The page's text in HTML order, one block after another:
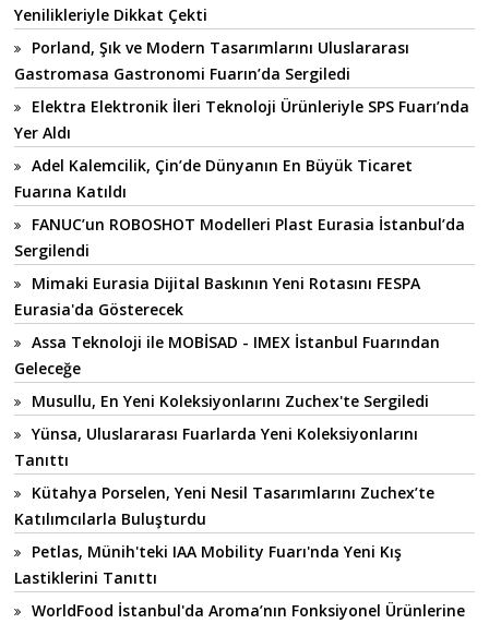
Yenilikleriyle Dikkat Çekti
Porland, Şık ve Modern Tasarımlarını Uluslararası
Gastromasa Gastronomi Fuarın’da Sergiledi
Elektra Elektronik İleri Teknoloji Ürünleriyle SPS Fuarı’nda
Yer Aldı
Adel Kalemcilik, Çin’de Dünyanın En Büyük Ticaret
Fuarına Katıldı
FANUC’un ROBOSHOT Modelleri Plast Eurasia İstanbul’da
Sergilendi
Mimaki Eurasia Dijital Baskının Yeni Rotasını FESPA
Eurasia'da Gösterecek
Assa Teknoloji ile MOBİSAD - IMEX İstanbul Fuarından
Geleceğe
Musullu, En Yeni Koleksiyonlarını Zuchex'te Sergiledi
Yünsa, Uluslararası Fuarlarda Yeni Koleksiyonlarını
Tanıttı
Kütahya Porselen, Yeni Nesil Tasarımlarını Zuchex’te
Katılımcılarla Buluşturdu
Petlas, Münih'teki IAA Mobility Fuarı'nda Yeni Kış
Lastiklerini Tanıttı
WorldFood İstanbul'da Aroma’nın Fonksiyonel Ürünlerine